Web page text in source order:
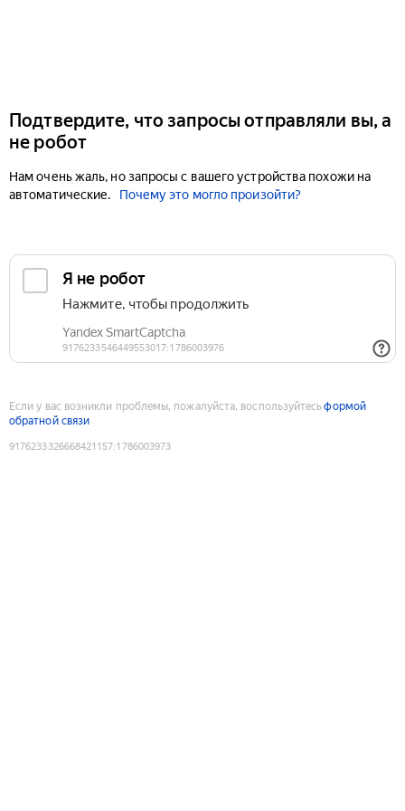
Подтвердите, что запросы отправляли вы, а
не робот
Нам очень жаль, но запросы с вашего устройства похожи на
автоматические.
Почему это могло произойти?
Если у вас возникли проблемы, пожалуйста, воспользуйтесьформой
обратной связи
9176233326668421157:1786003973